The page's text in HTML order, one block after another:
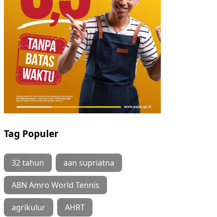
Tag Populer
32 tahun aan supriatna
ABN Amro World Tennis
agrikulur AHRT